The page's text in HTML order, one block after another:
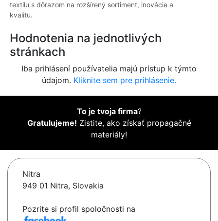
textilu s dôrazom na rozšírený sortiment, inovácie a
kvalitu.
Hodnotenia na jednotlivých
stránkach
Iba prihlásení používatelia majú prístup k týmto
údajom. Kliknite sem pre prihlásenie.
To je tvoja firma?
Gratulujeme! Zistite, ako získať propagačné
materiály!
Nitra
949 01 Nitra, Slovakia
Pozrite si profil spoločnosti na